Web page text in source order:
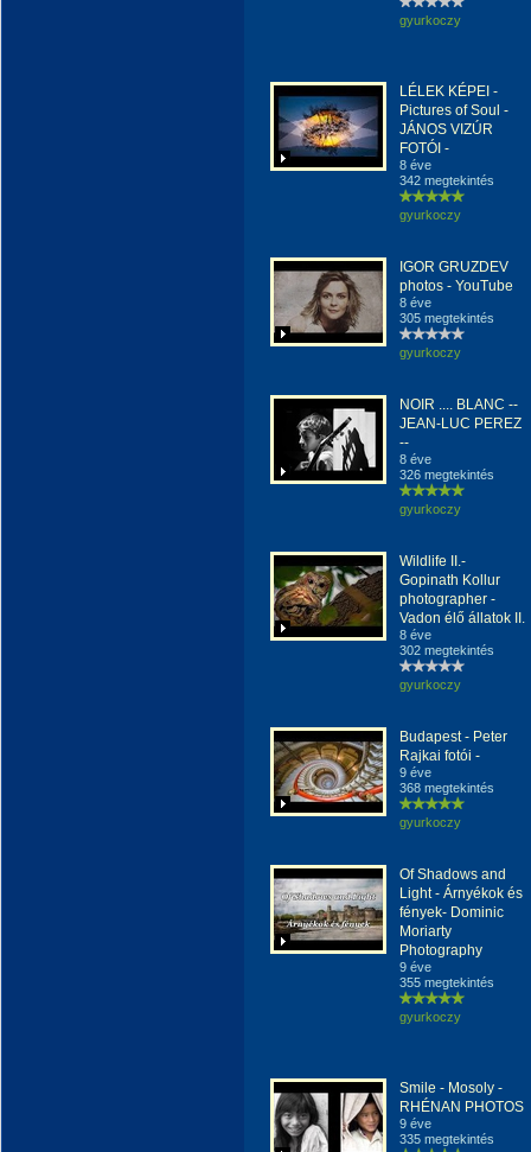
gyurkoczy
LÉLEK KÉPEI -
Pictures of Soul -
JÁNOS VIZÚR
FOTÓI -
8 éve
342 megtekintés
gyurkoczy
IGOR GRUZDEV
photos - YouTube
8 éve
305 megtekintés
gyurkoczy
NOIR .... BLANC --
JEAN-LUC PEREZ
--
8 éve
326 megtekintés
gyurkoczy
Wildlife II.-
Gopinath Kollur
photographer -
Vadon élő állatok II.
8 éve
302 megtekintés
gyurkoczy
Budapest - Peter
Rajkai fotói -
9 éve
368 megtekintés
gyurkoczy
Of Shadows and
Light - Árnyékok és
fények- Dominic
Moriarty
Photography
9 éve
355 megtekintés
gyurkoczy
Smile - Mosoly -
RHÉNAN PHOTOS
9 éve
335 megtekintés